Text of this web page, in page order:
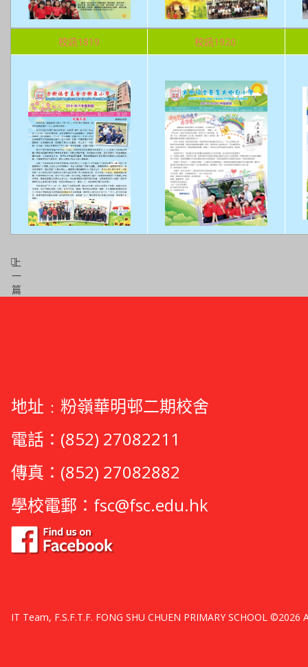
校訊1819 校訊1920
上
一
篇
地址﹕粉嶺華明邨二期校舍
電話：(852) 27082211
傳真：(852) 27082882
學校電郵： fsc@fsc.edu.hk
IT Team, F.S.F.T.F. FONG SHU CHUEN PRIMARY SCHOOL ©2026